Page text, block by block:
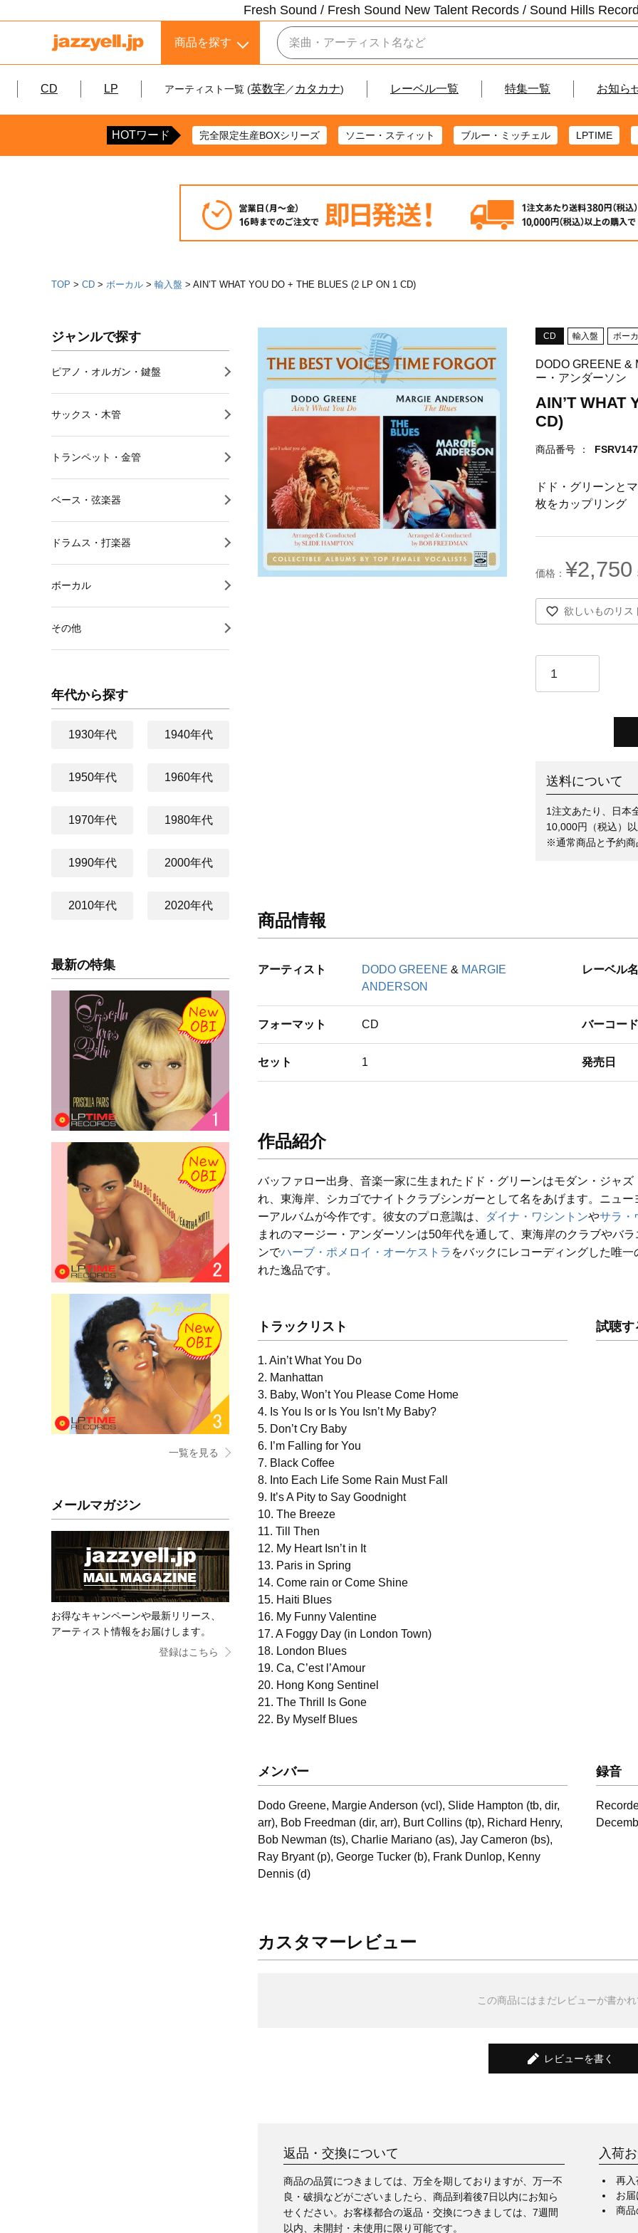
Fresh Sound / Fresh Sound New Talent Records / Sound Hills
商品を探す
CD LP アーティスト一覧 (英数字／ カタカナ) レーベル一覧 特集一覧 お知ら
HOTワード 完全限定生産BOXシリーズ ソニー・スティット ブルー・ミッチェル LPTIME
TOP CD ボーカル 輸入盤 AIN’T WHAT YOU DO + THE BLUES (2 LP ON 1 CD)
ジャンルで探す
ピアノ・オルガン・鍵盤
サックス・木管
トランペット・金管
ベース・弦楽器
ドラムス・打楽器
ボーカル
その他
年代から探す
1930年代 1940年代
1950年代 1960年代
1970年代 1980年代
1990年代 2000年代
2010年代 2020年代
最新の特集
一覧を見る
メールマガジン
お得なキャンペーンや最新リリース、
アーティスト情報をお届けします。
登録はこちら
CD 輸入盤 ボー
DODO GREENE &
ー・アンダーソン
AIN’T WHAT
CD)
商品番号 FSRV147
ドド・グリーンと
枚をカップリング
¥2,750
欲しいものリス
送料について
1注文あたり、日本
10,000円（税込）
※通常商品と予約商
商品情報
アーティスト DODO GREENE & MARGIE
ANDERSON
レーベル名
フォーマット CD バーコード
セット 1 発売日
作品紹介
バッファロー出身、音楽一家に生まれたドド・グリーンはモダン・ジャ
れ、東海岸、シカゴでナイトクラブシンガーとして名をあげます。ニュ
ーアルバムが今作です。彼女のプロ意識は、
ダイナ・ワシントンやサラ・
まれのマージー・アンダーソンは50年代を通して、東海岸のクラブやバ
ンでハーブ・ポメロイ・オーケストラ をバックにレコーディングした唯
れた逸品です。
トラックリスト
1. Ain’t What You Do
2. Manhattan
3. Baby, Won’t You Please Come Home
4. Is You Is or Is You Isn’t My Baby?
5. Don’t Cry Baby
6. I’m Falling for You
7. Black Coffee
8. Into Each Life Some Rain Must Fall
9. It’s A Pity to Say Goodnight
10. The Breeze
11. Till Then
12. My Heart Isn’t in It
13. Paris in Spring
14. Come rain or Come Shine
15. Haiti Blues
16. My Funny Valentine
17. A Foggy Day (in London Town)
18. London Blues
19. Ca, C’est l’Amour
20. Hong Kong Sentinel
21. The Thrill Is Gone
22. By Myself Blues
試聴す
メンバー
Dodo Greene, Margie Anderson (vcl), Slide Hampton (tb, dir,
arr), Bob Freedman (dir, arr), Burt Collins (tp), Richard Henry,
Bob Newman (ts), Charlie Mariano (as), Jay Cameron (bs),
Ray Bryant (p), George Tucker (b), Frank Dunlop, Kenny
Dennis (d)
録音
カスタマーレビュー
この商品にはまだレビューが書か
レビューを書く
返品・交換について
商品の品質につきましては、万全を期しておりますが、万一不
良・破損などがございましたら、商品到着後7日以内にお知ら
せください。お客様都合の返品・交換につきましては、7週間
以内、未開封・未使用に限り可能です。
入荷
再入
お
商品